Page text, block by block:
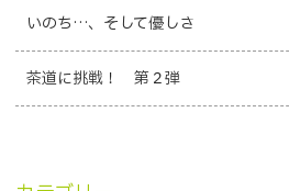
いのち…、そして優しさ
茶道に挑戦！ 第２弾